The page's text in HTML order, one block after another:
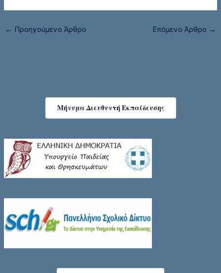
Μήνυμα Διευθυντή Εκπαίδευσης
← Προηγούμενο Άρθρο Επόμενο Άρθρο →